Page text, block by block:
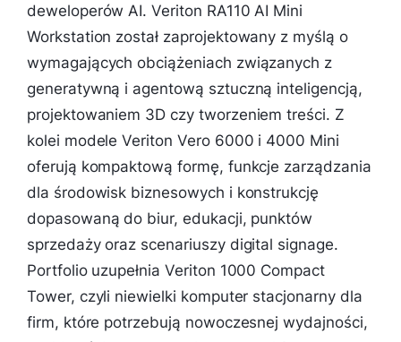
deweloperów AI. Veriton RA110 AI Mini
Workstation został zaprojektowany z myślą o
wymagających obciążeniach związanych z
generatywną i agentową sztuczną inteligencją,
projektowaniem 3D czy tworzeniem treści. Z
kolei modele Veriton Vero 6000 i 4000 Mini
oferują kompaktową formę, funkcje zarządzania
dla środowisk biznesowych i konstrukcję
dopasowaną do biur, edukacji, punktów
sprzedaży oraz scenariuszy digital signage.
Portfolio uzupełnia Veriton 1000 Compact
Tower, czyli niewielki komputer stacjonarny dla
firm, które potrzebują nowoczesnej wydajności,